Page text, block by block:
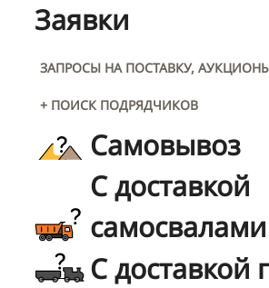
Заявки
ЗАПРОСЫ НА ПОСТАВКУ,
+ ПОИСК ПОДРЯДЧИКОВ
Самовывоз
С доставкой
самосвалами
С доставкой